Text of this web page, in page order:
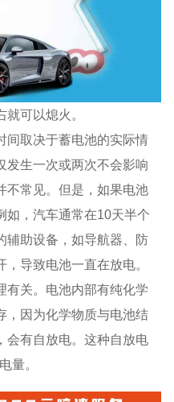
可以熄火。
间取决于蓄电池的实际情
发生一次或两次不会影响
不常见。但是，如果电池
如，汽车通常在10天半个
辅助设备，如导航器、防
导致电池一直在放电。
有关。电池内部有纯化学
，因为化学物质与电池结
会有自放电。这种自放电
量。